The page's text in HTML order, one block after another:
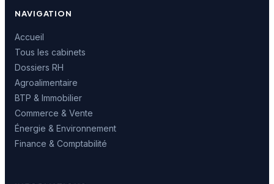
NAVIGATION
Accueil
Tous les cabinets
Dossiers RH
Agroalimentaire
BTP & Immobilier
Commerce & Vente
Énergie & Environnement
Finance & Comptabilité